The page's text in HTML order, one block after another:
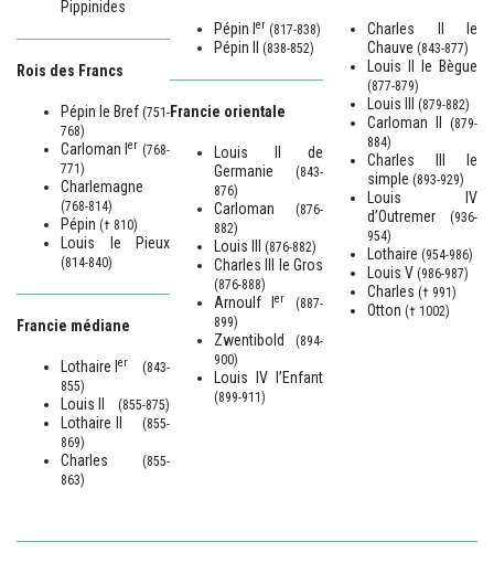
Pippinides
Rois des Francs
Pépin le Bref (751-
768)
Carloman I er (768-
771)
Charlemagne
(768-814)
Pépin († 810)
Louis le Pieux
(814-840)
Francie médiane
Lothaire I er
(843-
855)
Louis II (855-875)
Lothaire II
(855-
869)
Charles
(855-
863)
Pépin I er (817-838)
Pépin II (838-852)
Francie orientale
Louis II de
Germanie
(843-
876)
Carloman
(876-
882)
Louis III (876-882)
Charles III le Gros
(876-888)
Arnoulf I er
(887-
899)
Zwentibold
(894-
900)
Louis IV l’Enfant
(899-911)
Charles II le
Chauve (843-877)
Louis II le Bègue
(877-879)
Louis III (879-882)
Carloman II
(879-
884)
Charles III le
simple (893-929)
Louis IV
d’Outremer
(936-
954)
Lothaire (954-986)
Louis V (986-987)
Charles († 991)
Otton († 1002)